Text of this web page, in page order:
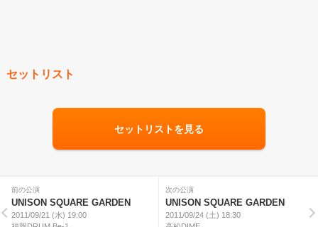
セットリスト
セットリストを見る
前の公演
UNISON SQUARE GARDEN
2011/09/21 (水) 19:00
次の公演
UNISON SQUARE GARDEN
2011/09/24 (土) 18:30